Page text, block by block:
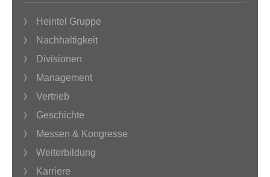
Heintel Gruppe
Nachhaltigkeit
Divisionen
Management
Vertrieb
Geschichte
Messen & Kongresse
Weiterbildung
Karriere